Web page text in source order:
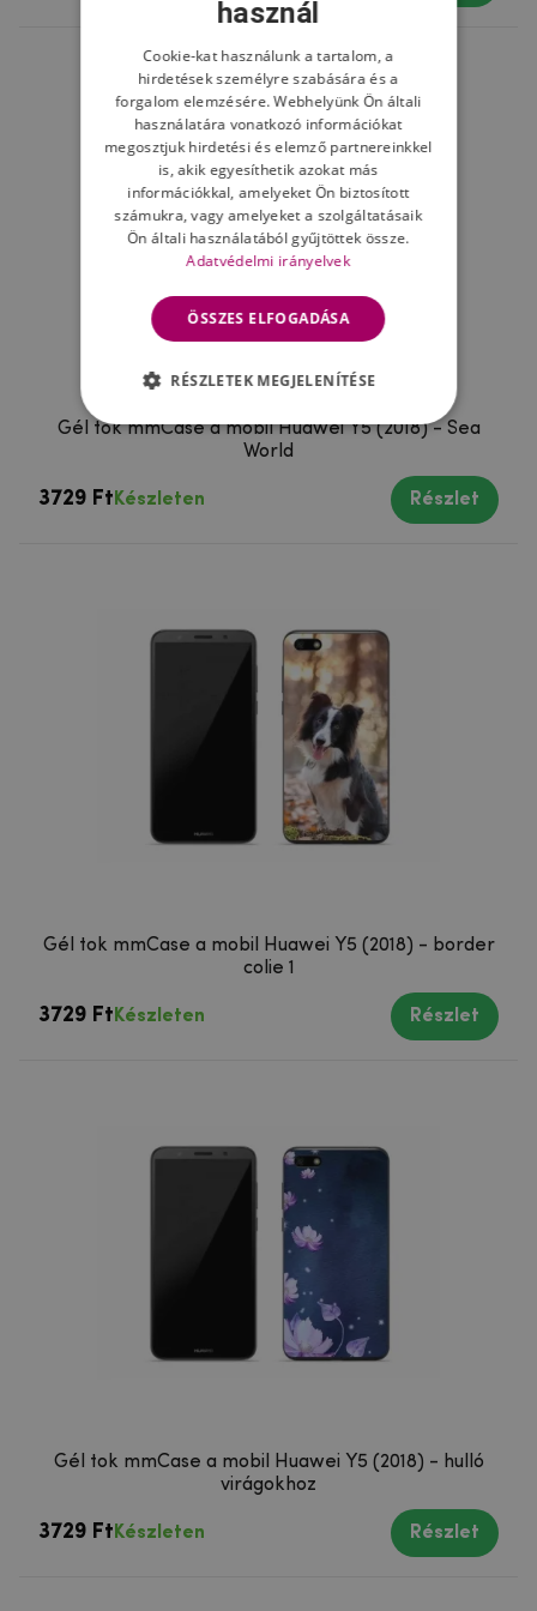
Gél tok mmCase a mobil Huawei Y5 (2018) - Sea
World
3729 Ft Készleten Részlet
Gél tok mmCase a mobil Huawei Y5 (2018) - border
colie 1
3729 Ft Készleten Részlet
Gél tok mmCase a mobil Huawei Y5 (2018) - hulló
virágokhoz
3729 Ft Készleten Részlet
használ
Cookie-kat használunk a tartalom, a
hirdetések személyre szabására és a
forgalom elemzésére. Webhelyünk Ön általi
használatára vonatkozó információkat
megosztjuk hirdetési és elemző partnereinkkel
is, akik egyesíthetik azokat más
információkkal, amelyeket Ön biztosított
számukra, vagy amelyeket a szolgáltatásaik
Ön általi használatából gyűjtöttek össze.
Adatvédelmi irányelvek
ÖSSZES ELFOGADÁSA
RÉSZLETEK MEGJELENÍTÉSE